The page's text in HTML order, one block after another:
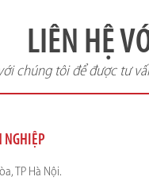
LIÊN HỆ
chúng tôi để được tư
NGHIỆP
TP Hà Nội.